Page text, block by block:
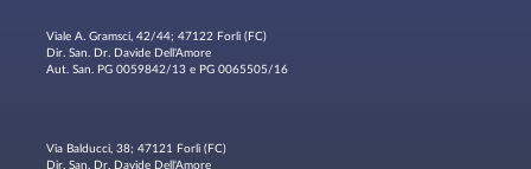
Viale A. Gramsci, 42/44; 47122 Forlì (FC)
Dir. San. Dr. Davide Dell'Amore
Aut. San. PG 0059842/13 e PG 0065505/16
Via Balducci, 38; 47121 Forlì (FC)
Dir. San. Dr. Davide Dell'Amore